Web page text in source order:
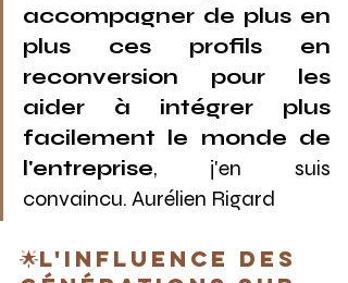
accompagner de plus en
plus ces profils en
reconversion pour les
aider à intégrer plus
facilement le monde de
l'entreprise, j'en suis
convaincu. Aurélien Rigard
🌟L'influence des